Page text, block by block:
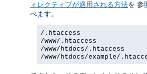
ィレクティブが適用される方法を 参
べます。
/.htaccess
/www/.htaccess
/www/htdocs/.htaccess
/www/htdocs/example/